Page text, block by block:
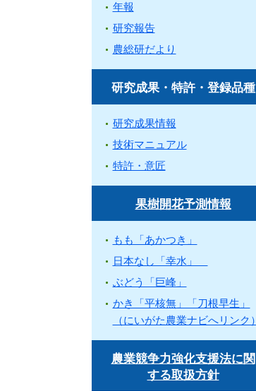
年報
研究報告
農総研だより
研究成果・特許・登録品種
研究成果情報
技術マニュアル
特許・意匠
果樹開花予測情報
もも「あかつき」
日本なし「幸水」
ぶどう「巨峰」
かき「平核無」「刀根早生」
（にいがた農業ナビへリンク）
農業競争力強化支援法に関
する取扱方針